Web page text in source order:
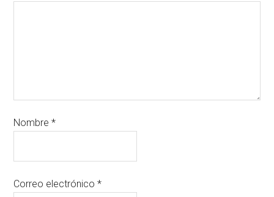
Nombre*
Correo electrónico*